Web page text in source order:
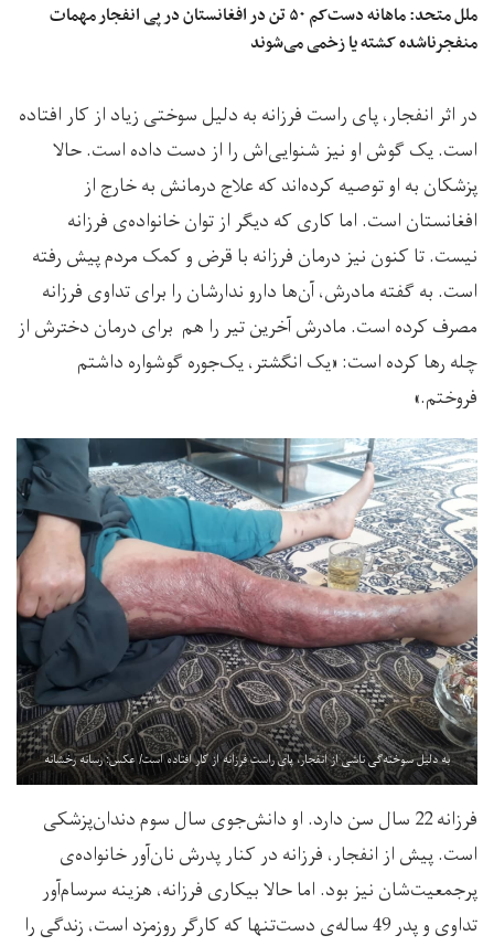
ملل متحد: ماهانه دست‌کم ۵۰ تن در افغانستان در پی انفجار مهمات
منفجر‌ناشده کشته یا زخمی می‌شوند
در اثر انفجار، پای راست فرزانه به دلیل سوختی زیاد از کار افتاده
است. یک گوش او نیز شنوایی‌اش را از دست داده است. حالا
پزشکان به او توصیه کرده‌اند که علاج درمانش به خارج از
افغانستان است. اما کاری که دیگر از توان خانواده‌ی فرزانه
نیست. تا کنون نیز درمان فرزانه با قرض و کمک مردم پیش رفته
است. به گفته مادرش، آن‌ها دارو ندارشان را برای تداوی فرزانه
مصرف کرده است. مادرش آخرین تیر را هم برای درمان دخترش از
چله رها کرده است: «یک انگشتر، یک‌جوره گوشواره داشتم
فروختم.»
به دلیل سوخته‌گی ناشی از انفجار، پای راست فرزانه از کار افتاده است/ عکس: رسانه رخشانه
فرزانه 22 سال سن دارد. او دانش‌جوی سال سوم دندان‌پزشکی
است. پیش از انفجار، فرزانه در کنار پدرش نان‌آور خانواده‌ی
پرجمعیت‌شان نیز بود. اما حالا بیکاری فرزانه، هزینه سرسام‌آور
تداوی و پدر 49 ساله‌‌ی دست‌تنها که کارگر روزمزد است، زندگی را